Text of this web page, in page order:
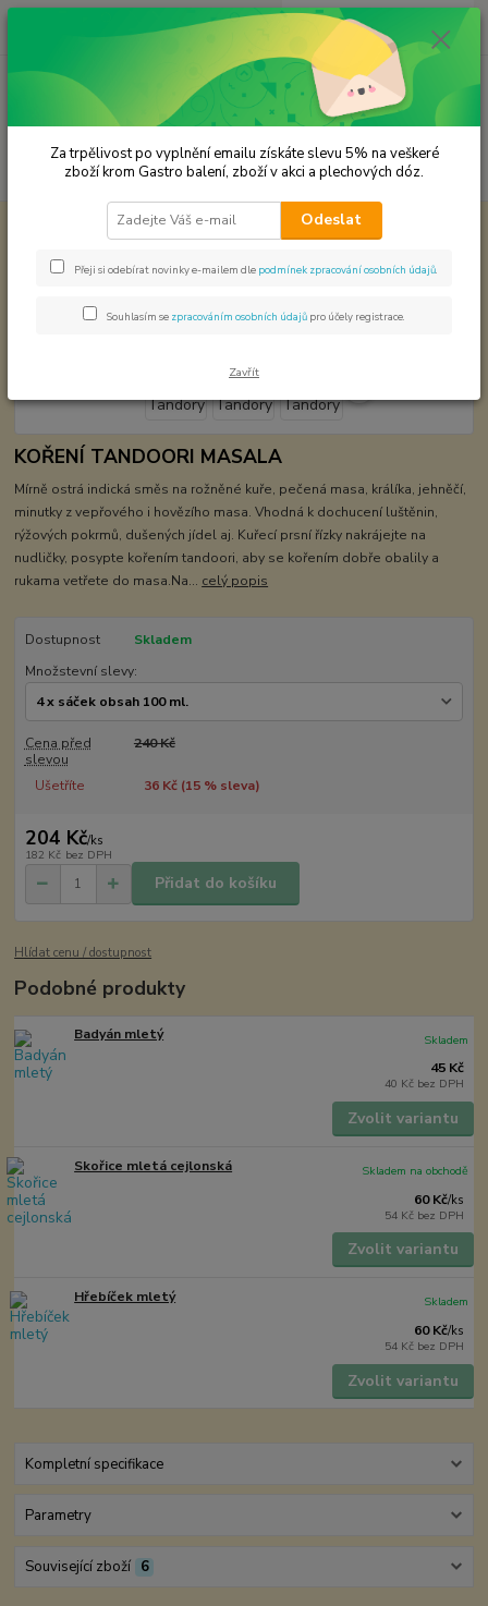
Menu
Hledat
ks
za 0,00 Kč
Koření od Samuela podle způsobu použití Masala Tandory
Masala Tandory
KOŘENÍ TANDOORI MASALA
Mírně ostrá indická směs na rožněné kuře, pečená masa, králíka, jehněčí,
minutky z vepřového i hovězího masa. Vhodná k dochucení luštěnin,
rýžových pokrmů, dušených jídel aj. Kuřecí prsní řízky nakrájejte na
nudličky, posypte kořením tandoori, aby se kořením dobře obalily a
rukama vetřete do masa.Na... celý popis
Dostupnost
Skladem
Množstevní slevy:
Cena před
slevou
240 Kč
Ušetříte 36 Kč (15% sleva)
204 Kč/ks
182 Kč bez DPH
Přidat do košíku
Hlídat cenu / dostupnost
Podobné produkty
Badyán mletý
45 Kč
40 Kč bez DPH
Skladem
Zvolit variantu
Skořice mletá cejlonská
60 Kč/ks
54 Kč bez DPH
Skladem na obchodě
Zvolit variantu
Hřebíček mletý
60 Kč/ks
54 Kč bez DPH
Skladem
Zvolit variantu
Kompletní specifikace
Parametry
Související zboží 6
Za trpělivost po vyplnění emailu získáte slevu 5% na veškeré
zboží krom Gastro balení, zboží v akci a plechových dóz.
Odeslat
Přeji si odebírat novinky e-mailem dle podmínek zpracování osobních údajů
Souhlasím se zpracováním osobních údajů pro účely registrace.
Zavřít